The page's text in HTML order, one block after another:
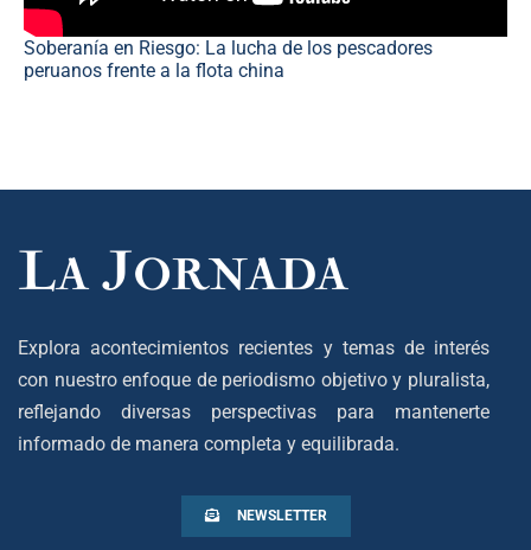
Soberanía en Riesgo: La lucha de los pescadores
peruanos frente a la flota china
Explora acontecimientos recientes y temas de interés
con nuestro enfoque de periodismo objetivo y pluralista,
reflejando diversas perspectivas para mantenerte
informado de manera completa y equilibrada.
NEWSLETTER